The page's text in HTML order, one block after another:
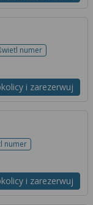
numer
i zarezerwuj
numer
i zarezerwuj